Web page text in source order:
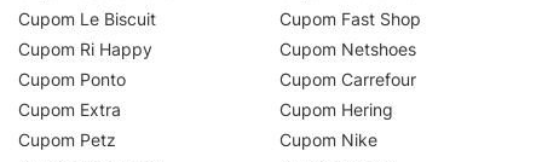
Cupom Le Biscuit
Cupom Ri Happy
Cupom Ponto
Cupom Extra
Cupom Petz
Cupom Fast Shop
Cupom Netshoes
Cupom Carrefour
Cupom Hering
Cupom Nike